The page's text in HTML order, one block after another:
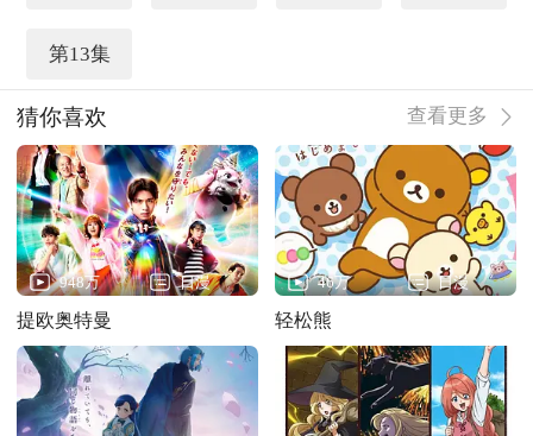
第13集
猜你喜欢 查看更多
948万 日漫
提欧奥特曼
46万 日漫
轻松熊